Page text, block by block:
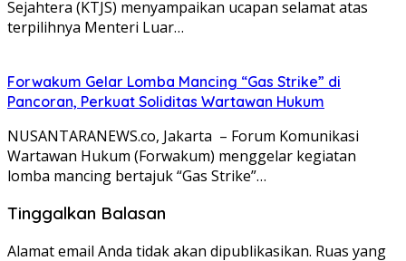
Sejahtera (KTJS) menyampaikan ucapan selamat atas
terpilihnya Menteri Luar…
Forwakum Gelar Lomba Mancing “Gas Strike” di
Pancoran, Perkuat Soliditas Wartawan Hukum
NUSANTARANEWS.co, Jakarta – Forum Komunikasi
Wartawan Hukum (Forwakum) menggelar kegiatan
lomba mancing bertajuk “Gas Strike”…
Tinggalkan Balasan
Alamat email Anda tidak akan dipublikasikan. Ruas yang